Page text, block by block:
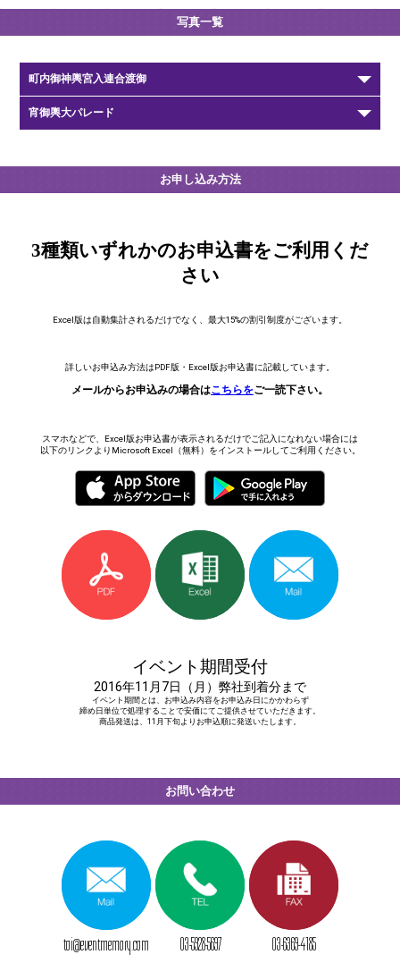
写真一覧
町内御神輿宮入連合渡御
宵御輿大パレード
お申し込み方法
3種類いずれかのお申込書をご利用くだ
さい
Excel版は自動集計されるだけでなく、最大15%の割引制度がございます。
詳しいお申込み方法はPDF版・Excel版お申込書に記載しています。
メールからお申込みの場合はこちらをご一読下さい。
スマホなどで、Excel版お申込書が表示されるだけでご記入になれない場合には
以下のリンクよりMicrosoft Excel（無料）をインストールしてご利用ください。
イベント期間受付
2016年11月7日（月）弊社到着分まで
イベント期間とは、お申込み内容をお申込み日にかかわらず
締め日単位で処理することで安価にてご提供させていただきます。
商品発送は、11月下旬よりお申込順に発送いたします。
お問い合わせ
toi@eventmemory.com 03-5928-5697 03-6369-4185